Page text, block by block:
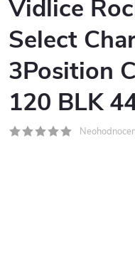
Vidlice
Select
3Position
120 BLK